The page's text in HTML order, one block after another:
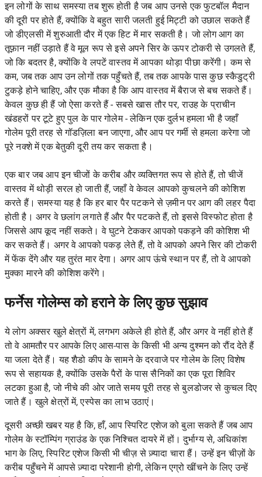
इन लोगों के साथ समस्या तब शुरू होती है जब आप उनसे एक फुटबॉल मैदान
की दूरी पर होते हैं, क्योंकि वे बहुत सारी जलती हुई मिट्टी को उछाल सकते हैं
जो डीएलसी में शुरुआती दौर में एक हिट में मार सकती है। जो लोग आग का
तूफ़ान नहीं उड़ाते हैं वे मूल रूप से इसे अपने सिर के ऊपर टोकरी से उगलते हैं,
जो कि बदतर है, क्योंकि वे लपटें वास्तव में आपका थोड़ा पीछा करेंगी। कम से
कम, जब तक आप उन लोगों तक पहुँचते हैं, तब तक आपके पास कुछ स्कैडुट्री
टुकड़े होने चाहिए, और एक मौका है कि आप वास्तव में बैराज से बच सकते हैं।
केवल कुछ ही हैं जो ऐसा करते हैं - सबसे खास तौर पर, राउह के प्राचीन
खंडहरों पर टूटे हुए पुल के पार गोलेम - लेकिन एक दुर्लभ हमला भी है जहाँ
गोलेम पूरी तरह से गॉडज़िला बन जाएगा, और आप पर गर्मी से हमला करेगा जो
पूरे नक्शे में एक बेतुकी दूरी तय कर सकता है।
एक बार जब आप इन चीजों के करीब और व्यक्तिगत रूप से होते हैं, तो चीजें
वास्तव में थोड़ी सरल हो जाती हैं, जहाँ वे केवल आपको कुचलने की कोशिश
करते हैं। समस्या यह है कि हर बार पैर पटकने से ज़मीन पर आग की लहर पैदा
होती है। अगर वे छलांग लगाते हैं और पैर पटकते हैं, तो इससे विस्फोट होता है
जिससे आप कूद नहीं सकते। वे घुटने टेककर आपको पकड़ने की कोशिश भी
कर सकते हैं। अगर वे आपको पकड़ लेते हैं, तो वे आपको अपने सिर की टोकरी
में फेंक देंगे और यह तुरंत मार देगा। अगर आप ऊंचे स्थान पर हैं, तो वे आपको
मुक्का मारने की कोशिश करेंगे।
फर्नेस गोलेम्स को हराने के लिए कुछ सुझाव
ये लोग अक्सर खुले क्षेत्रों में, लगभग अकेले ही होते हैं, और अगर वे नहीं होते हैं
तो वे आमतौर पर आपके लिए आस-पास के किसी भी अन्य दुश्मन को रौंद देते हैं
या जला देते हैं। यह शैडो कीप के सामने के दरवाजे पर गोलेम के लिए विशेष
रूप से सहायक है, क्योंकि उसके पैरों के पास सैनिकों का एक पूरा शिविर
लटका हुआ है, जो नीचे की ओर जाते समय पूरी तरह से बुलडोजर से कुचल दिए
जाते हैं। खुले क्षेत्रों में, एस्पेस का लाभ उठाएं।
दूसरी अच्छी खबर यह है कि, हाँ, आप स्पिरिट एशेज को बुला सकते हैं जब आप
गोलेम के स्टॉम्पिंग ग्राउंड के एक निश्चित दायरे में हों। दुर्भाग्य से, अधिकांश
भाग के लिए, स्पिरिट एशेज किसी भी चीज़ से ज़्यादा चारा हैं। उन्हें इन चीज़ों के
करीब पहुँचने में आपसे ज़्यादा परेशानी होगी, लेकिन एग्रो खींचने के लिए उन्हें